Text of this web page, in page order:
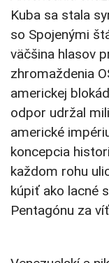
Kuba sa stala
so Spojenými
väčšina hlasov
zhromaždenia
americkej
odpor udržal
americké
koncepcia
každom rohu
kúpiť ako lacné
Pentagónu za